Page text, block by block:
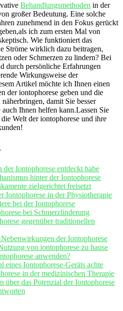
Behandlungsmethoden in der ​
großer Bedeutung. Eine solche
zunehmend in den Fokus gerückt
ich zum ersten Mal ​von
Wie funktioniert das
Ströme wirklich​ dazu beitragen,
‍oder Schmerzen zu lindern? Bei⁢
durch persönliche Erfahrungen
Wirkungsweise der
Artikel ​möchte ich ​Ihnen einen
der iontophorese geben und die
damit Sie⁤ besser
Ihnen helfen kann.Lassen⁢ Sie
Welt der iontophorese und ‍ihre
Iontophorese entdeckt habe
hinter der Iontophorese
zielgerichtet freisetzt
Iontophorese in der Physiotherapie
bei der Iontophorese
bei⁢ Schmerzlinderung
gegenüber ‍traditionellen
der Iontophorese
von iontophorese zu hause
anwenden?
eines Iontophorese-Geräts achte
in der medizinischen⁤ Therapie
über das Potenzial der Iontophorese